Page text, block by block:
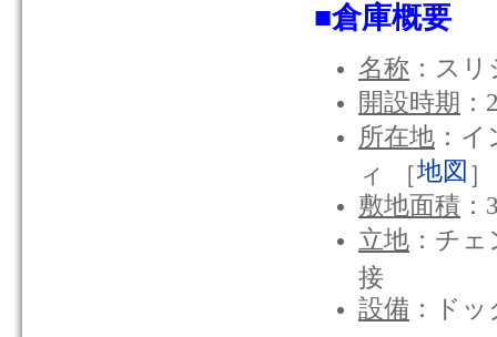
■倉庫概要
名称 ：ス
開設時期
所在地 ：
ィ ［地図 ］
敷地面積
立地 ：チ
接
設備 ：ド